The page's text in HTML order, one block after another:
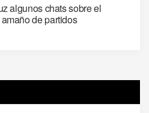
algunos chats sobre el
de partidos